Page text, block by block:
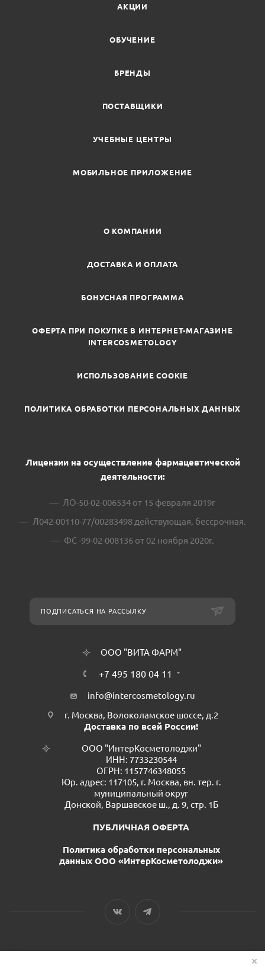
АКЦИИ
ОБУЧЕНИЕ
БРЕНДЫ
ПОСТАВЩИКИ
УЧЕБНЫЕ ЦЕНТРЫ
МОБИЛЬНОЕ ПРИЛОЖЕНИЕ
О КОМПАНИИ
ДОСТАВКА И ОПЛАТА
БОНУСНАЯ ПРОГРАММА
ОФЕРТА ПРИ ПОКУПКЕ В ИНТЕРНЕТ-МАГАЗИНЕ
INTERCOSMETOLOGY
ИСПОЛЬЗОВАНИЕ COOKIE
ПОЛИТИКА ОБРАБОТКИ ПЕРСОНАЛЬНЫХ ДАННЫХ
Лицензии на осуществление фармацевтической
деятельности:
ЛО-50-02-006534 от 15 февраля 2019г
Л042-00110-77/00283498 действующая, бессрочная.
ФС -99-02-008136 от 02 ноября 2020г.
ПОДПИСАТЬСЯ НА РАССЫЛКУ
ООО "ВИТА ФАРМ"
+7 495 180 04 11
info@intercosmetology.ru
г. Москва, Волоколамское шоссе, д.2
Доставка по всей России!
ООО "ИнтерКосметолоджи"
ИНН: 7733230544
ОГРН: 1157746348055
Юр. адрес: 117105, г. Москва, вн. тер. г.
муниципальный округ
Донской, Варшавское ш., д. 9, стр. 1Б
ПУБЛИЧНАЯ ОФЕРТА
Политика обработки персональных
данных ООО «ИнтерКосметолоджи»